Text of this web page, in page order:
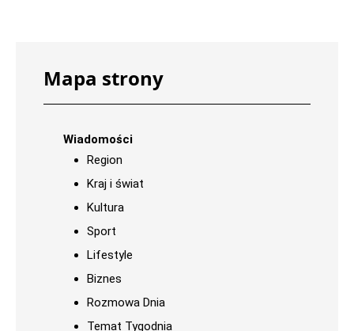
Mapa strony
Wiadomości
Region
Kraj i świat
Kultura
Sport
Lifestyle
Biznes
Rozmowa Dnia
Temat Tygodnia